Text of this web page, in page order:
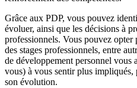
Grâce aux PDP, vous pouvez
évoluer, ainsi que les décisions à
professionnels. Vous pouvez opter
des stages professionnels, entre
de développement personnel vous
vous) à vous sentir plus impliqués,
son évolution.